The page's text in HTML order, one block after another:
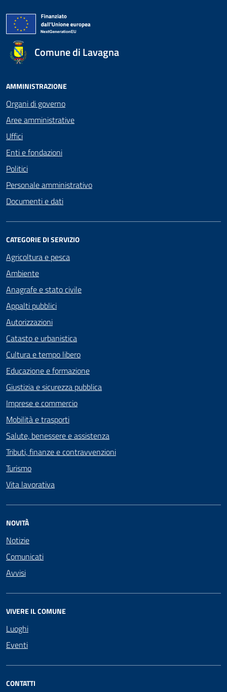
Comune di Lavagna
AMMINISTRAZIONE
Organi di governo
Aree amministrative
Uffici
Enti e fondazioni
Politici
Personale amministrativo
Documenti e dati
CATEGORIE DI SERVIZIO
Agricoltura e pesca
Ambiente
Anagrafe e stato civile
Appalti pubblici
Autorizzazioni
Catasto e urbanistica
Cultura e tempo libero
Educazione e formazione
Giustizia e sicurezza pubblica
Imprese e commercio
Mobilità e trasporti
Salute, benessere e assistenza
Tributi, finanze e contravvenzioni
Turismo
Vita lavorativa
NOVITÀ
Notizie
Comunicati
Avvisi
VIVERE IL COMUNE
Luoghi
Eventi
CONTATTI